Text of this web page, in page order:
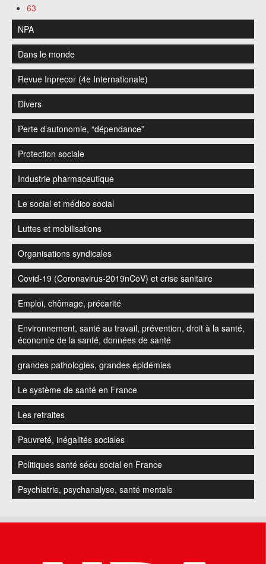
63
NPA
Dans le monde
Revue Inprecor (4e Internationale)
Divers
Perte d’autonomie, “dépendance”
Protection sociale
Industrie pharmaceutique
Le social et médico social
Luttes et mobilisations
Organisations syndicales
Covid-19 (Coronavirus-2019nCoV) et crise sanitaire
Emploi, chômage, précarité
Environnement, santé au travail, prévention, droit à la santé,
économie de la santé, données de santé
grandes pathologies, grandes épidémies
Le système de santé en France
Les retraites
Pauvreté, inégalités sociales
Politiques santé sécu social en France
Psychiatrie, psychanalyse, santé mentale